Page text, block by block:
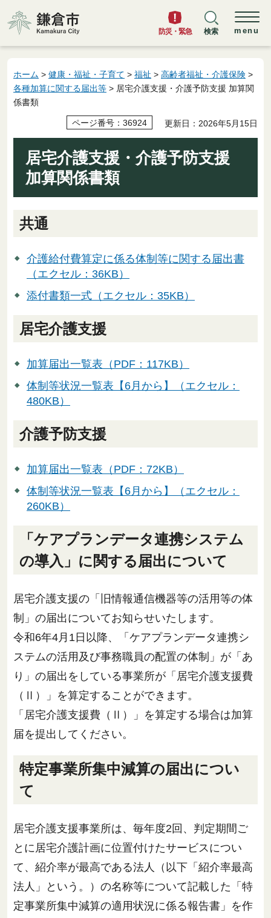
鎌倉市
防災・緊急 検索 menu
ホーム > 健康・福祉・子育て > 福祉 > 高齢者福祉・介護保険 >
各種加算に関する届出等 > 居宅介護支援・介護予防支援 加算関
係書類
ページ番号：36924 更新日：2026年5月15日
居宅介護支援・介護予防支援
加算関係書類
共通
介護給付費算定に係る体制等に関する届出書
（エクセル：36KB）
添付書類一式（エクセル：35KB）
居宅介護支援
加算届出一覧表（PDF：117KB）
体制等状況一覧表【6月から】（エクセル：
480KB）
介護予防支援
加算届出一覧表（PDF：72KB）
体制等状況一覧表【6月から】（エクセル：
260KB）
「ケアプランデータ連携システム
の導入」に関する届出について
居宅介護支援の「旧情報通信機器等の活用等の体
制」の届出についてお知らせいたします。
令和6年4月1日以降、「ケアプランデータ連携シ
ステムの活用及び事務職員の配置の体制」が「あ
り」の届出をしている事業所が「居宅介護支援費
（Ⅱ）」を算定することができます。
「居宅介護支援費（Ⅱ）」を算定する場合は加算
届を提出してください。
特定事業所集中減算の届出につい
て
居宅介護支援事業所は、毎年度2回、判定期間ご
とに居宅介護計画に位置付けたサービスについ
て、紹介率が最高である法人（以下「紹介率最高
法人」という。）の名称等について記載した「特
定事業所集中減算の適用状況に係る報告書」を作